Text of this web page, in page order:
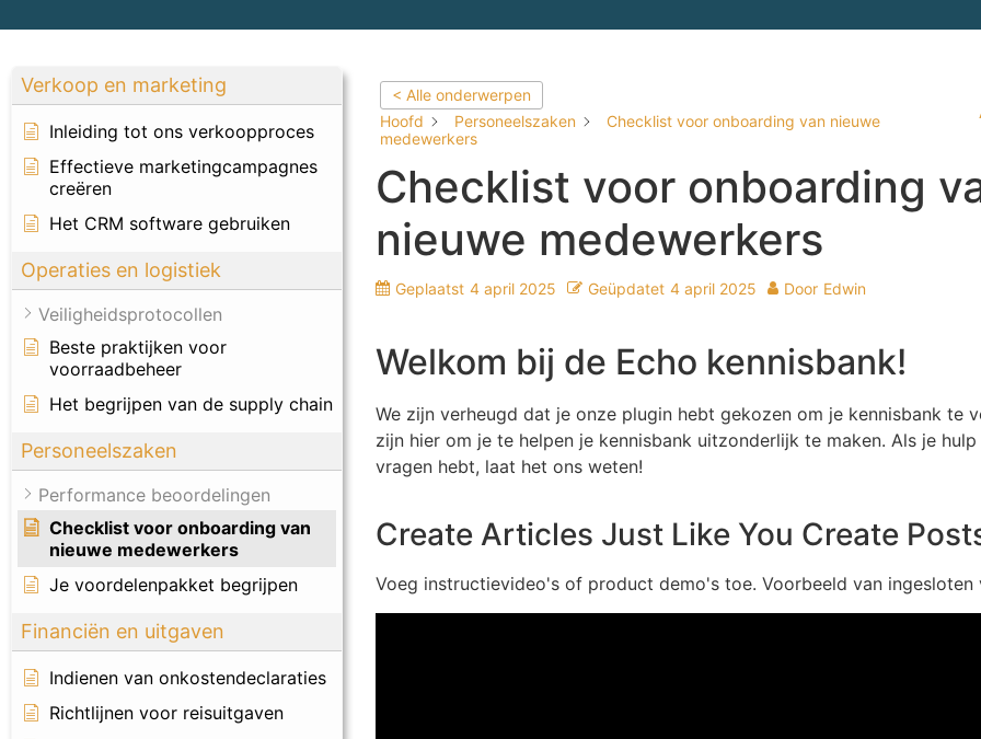
Verkoop en marketing
Inleiding tot ons verkoopproces
Effectieve marketingcampagnes
creëren
Het CRM software gebruiken
Operaties en logistiek
Veiligheidsprotocollen
Beste praktijken voor
voorraadbeheer
Het begrijpen van de supply chain
Personeelszaken
Performance beoordelingen
Checklist voor onboarding van
nieuwe medewerkers
Je voordelenpakket begrijpen
Financiën en uitgaven
Indienen van onkostendeclaraties
Richtlijnen voor reisuitgaven
< Alle onderwerpen
Hoofd
Personeelszaken
Checklist voor onboarding van nieuwe
medewerkers
Checklist voor onboarding
nieuwe medewerkers
Geplaatst 4 april 2025 Geüpdatet 4 april 2025 Door Edwin
Welkom bij de Echo kennisbank!
We zijn verheugd dat je onze plugin hebt gekozen om je kennisbank te
zijn hier om je te helpen je kennisbank uitzonderlijk te maken. Als je
vragen hebt, laat het ons weten!
Create Articles Just Like You Create
Voeg instructievideo's of product demo's toe. Voorbeeld van ingesloten